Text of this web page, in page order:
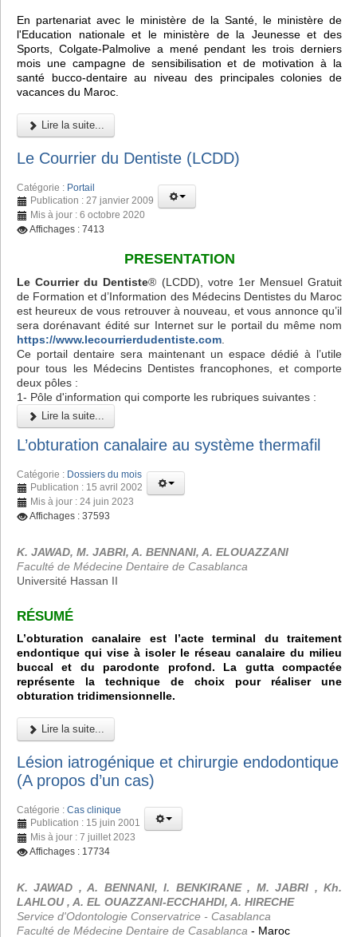
En partenariat avec le ministère de la Santé, le ministère de
l'Education nationale et le ministère de la Jeunesse et des
Sports, Colgate-Palmolive a mené pendant les trois derniers
mois une campagne de sensibilisation et de motivation à la
santé bucco-dentaire au niveau des principales colonies de
vacances du Maroc.
Lire la suite...
Le Courrier du Dentiste (LCDD)
Catégorie : Portail
Publication : 27 janvier 2009
Mis à jour : 6 octobre 2020
Affichages : 7413
PRESENTATION
Le Courrier du Dentiste® (LCDD), votre 1er Mensuel Gratuit
de Formation et d’Information des Médecins Dentistes du Maroc
est heureux de vous retrouver à nouveau, et vous annonce qu’il
sera dorénavant édité sur Internet sur le portail du même nom
https://www.lecourrierdudentiste.com
Ce portail dentaire sera maintenant un espace dédié à l’utile
pour tous les Médecins Dentistes francophones, et comporte
deux pôles :
1- Pôle d'information qui comporte les rubriques suivantes :
Lire la suite...
L’obturation canalaire au système thermafil
Catégorie : Dossiers du mois
Publication : 15 avril 2002
Mis à jour : 24 juin 2023
Affichages : 37593
K. JAWAD, M. JABRI, A. BENNANI, A. ELOUAZZANI
Faculté de Médecine Dentaire de Casablanca
Université Hassan II
RÉSUMÉ
L’obturation canalaire est l’acte terminal du traitement
endontique qui vise à isoler le réseau canalaire du milieu
buccal et du parodonte profond. La gutta compactée
représente la technique de choix pour réaliser une
obturation tridimensionnelle.
Lire la suite...
Lésion iatrogénique et chirurgie endodontique
(A propos d’un cas)
Catégorie : Cas clinique
Publication : 15 juin 2001
Mis à jour : 7 juillet 2023
Affichages : 17734
K. JAWAD , A. BENNANI, I. BENKIRANE , M. JABRI , Kh.
LAHLOU , A. EL OUAZZANI-ECCHAHDI, A. HIRECHE
Service d'Odontologie Conservatrice - Casablanca
Faculté de Médecine Dentaire de Casablanca - Maroc